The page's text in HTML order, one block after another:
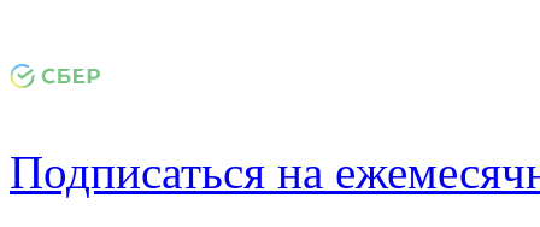
Подписаться на